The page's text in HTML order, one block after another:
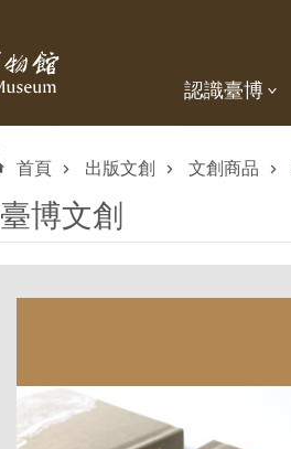
認識臺博
首頁 出版文創 文創商品
臺博文創